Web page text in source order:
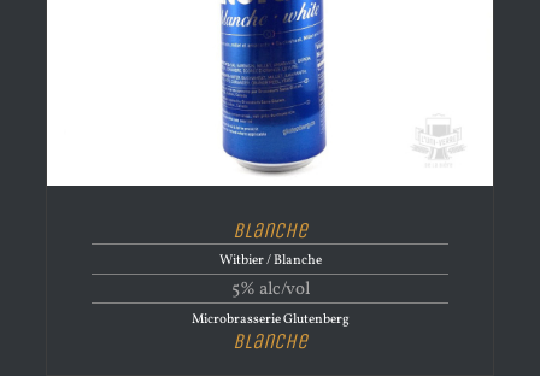
Blanche
Witbier / Blanche
5% alc/vol
Microbrasserie Glutenberg
Blanche